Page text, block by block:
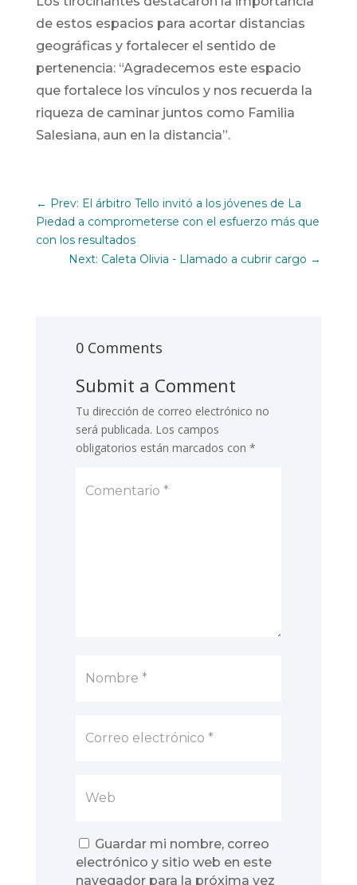
de estos espacios para acortar distancias
geográficas y fortalecer el sentido de
pertenencia: “Agradecemos este espacio
que fortalece los vínculos y nos recuerda la
riqueza de caminar juntos como Familia
Salesiana, aun en la distancia”.
← Prev: El árbitro Tello invitó a los jóvenes de La
Piedad a comprometerse con el esfuerzo más que
con los resultados
Next: Caleta Olivia - Llamado a cubrir cargo →
0 Comments
Submit a Comment
Tu dirección de correo electrónico no
será publicada. Los campos
obligatorios están marcados con *
Guardar mi nombre, correo
electrónico y sitio web en este
navegador para la próxima vez